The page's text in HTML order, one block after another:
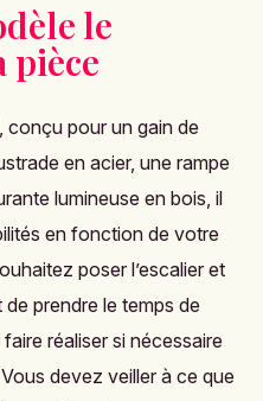
le
pièce
conçu pour un gain de
en acier, une rampe
lumineuse en bois, il
en fonction de votre
poser l’escalier et
de prendre le temps de
réaliser si nécessaire
devez veiller à ce que